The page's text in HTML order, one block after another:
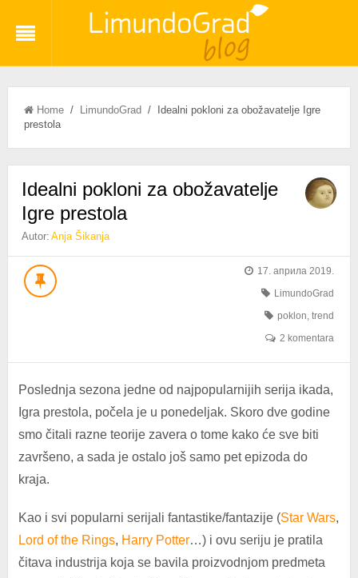
Home/ LimundoGrad / Idealni pokloni za obožavatelje Igre
prestola
Idealni pokloni za obožavatelje
Igre prestola
Autor: Anja Šikanja
17. априла 2019.
LimundoGrad
poklon,trend
2 komentara
Poslednja sezona jedne od najpopularnijih serija ikada,
Igra prestola, počela je u ponedeljak. Skoro dve godine
smo čitali razne teorije zavera o tome kako će sve biti
završeno, a sada je ostalo još samo pet epizoda do
kraja.
Kao i svi popularni serijali fantastike/fantazije (Star Wars,
Lord of the Rings, Harry Potter…) i ovu seriju je pratila
čitava industrija koja se bavila proizvodnjom predmeta